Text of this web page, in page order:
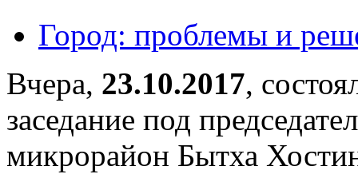
Город: проблемы и
Вчера, 23.10.2017,
заседание под
микрорайон Бытха